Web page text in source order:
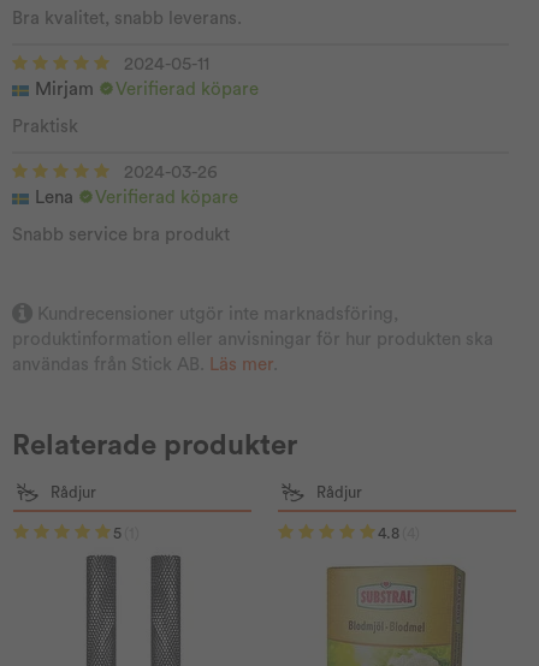
Bra kvalitet, snabb leverans.
2024-05-11
Mirjam
Verifierad köpare
Praktisk
2024-03-26
Lena
Verifierad köpare
Snabb service bra produkt
Kundrecensioner utgör inte marknadsföring,
produktinformation eller anvisningar för hur produkten ska
användas från Stick AB.
Läs mer
Relaterade produkter
Rådjur
5
Rådjur
4.8